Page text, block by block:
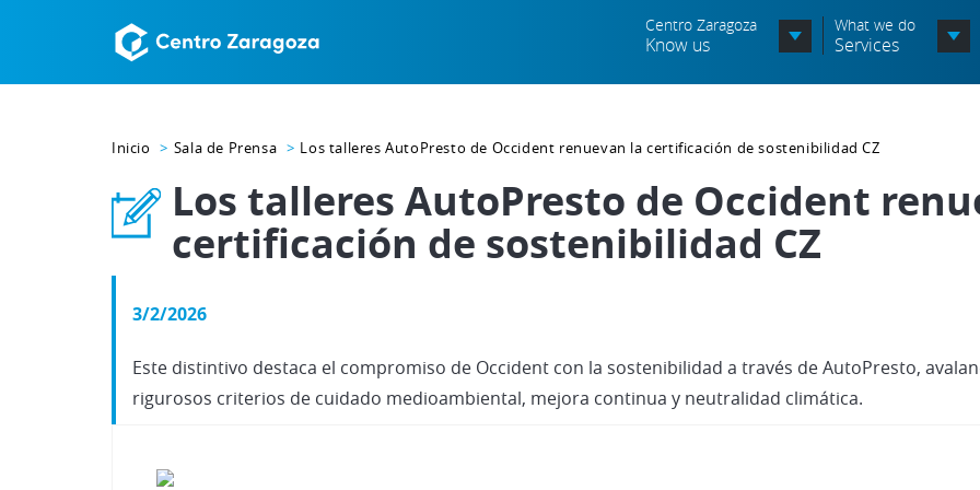
Centro Zaragoza
Know us
Órganos Consultivos
Associated Entities
Política de seguridad de la
Política medioambiental
What we do
Services
Inicio Sala de Prensa Los talleres AutoPresto de Occident renuevan la certificación de sostenibilidad CZ
Los talleres AutoPresto de Occident
certificación de sostenibilidad CZ
3/2/2026
Este distintivo destaca el compromiso de Occident con la sostenibilidad a través de AutoPresto,
rigurosos criterios de cuidado medioambiental, mejora continua y neutralidad climática.